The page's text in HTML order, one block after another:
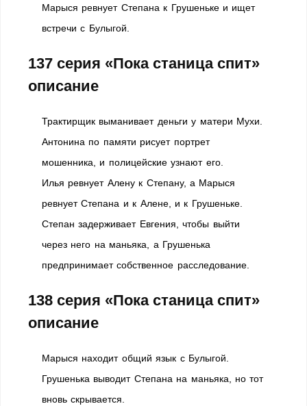
Марыся ревнует Степана к Грушеньке и ищет
встречи с Булыгой.
137 серия «Пока станица спит»
описание
Трактирщик выманивает деньги у матери Мухи.
Антонина по памяти рисует портрет
мошенника, и полицейские узнают его.
Илья ревнует Алену к Степану, а Марыся
ревнует Степана и к Алене, и к Грушеньке.
Степан задерживает Евгения, чтобы выйти
через него на маньяка, а Грушенька
предпринимает собственное расследование.
138 серия «Пока станица спит»
описание
Марыся находит общий язык с Булыгой.
Грушенька выводит Степана на маньяка, но тот
вновь скрывается.